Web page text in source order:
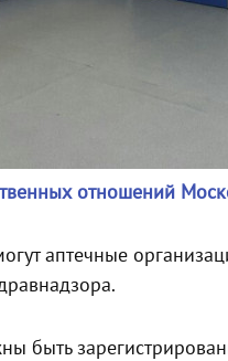
отношений
аптечные
быть